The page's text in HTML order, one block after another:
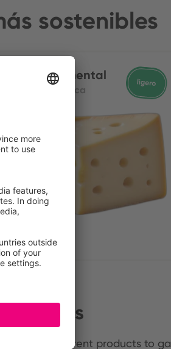
sostenibles
Queso emmental
de leche de vaca
to three different products to